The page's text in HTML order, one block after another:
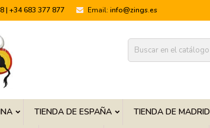
| +34 683 377 877 Email: info@zings.es
TIENDA DE ESPAÑA TIENDA DE MADRID